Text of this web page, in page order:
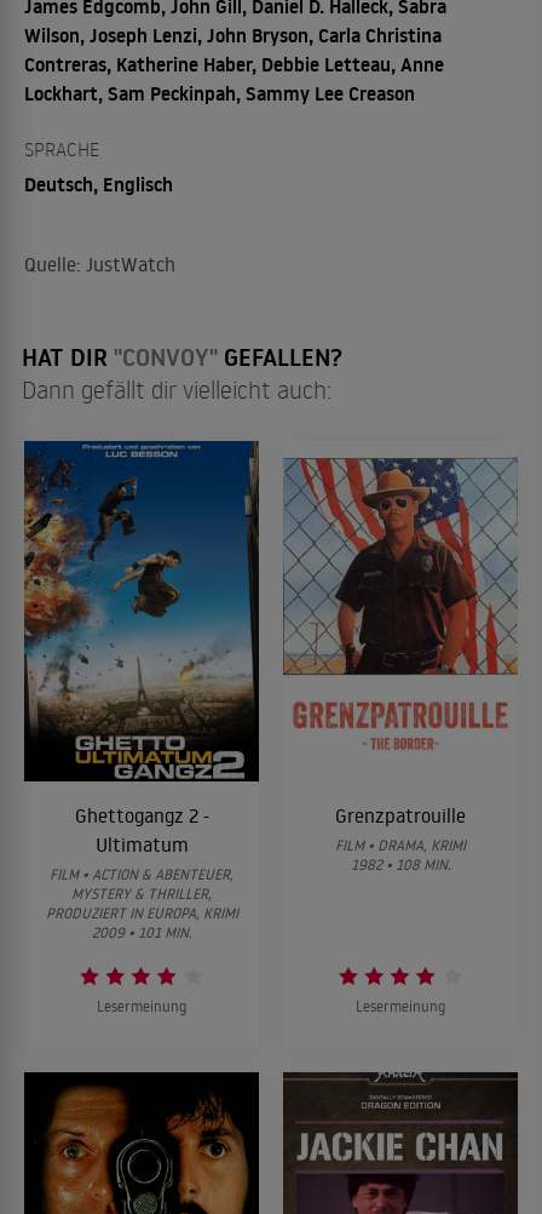
James Edgcomb, John Gill, Daniel D. Halleck, Sabra
Wilson, Joseph Lenzi, John Bryson, Carla Christina
Contreras, Katherine Haber, Debbie Letteau, Anne
Lockhart, Sam Peckinpah, Sammy Lee Creason
SPRACHE
Deutsch, Englisch
Quelle: JustWatch
HAT DIR "CONVOY" GEFALLEN?
Dann gefällt dir vielleicht auch:
Ghettogangz 2 -
Ultimatum
FILM • ACTION & ABENTEUER,
MYSTERY & THRILLER,
PRODUZIERT IN EUROPA, KRIMI
2009 • 101 MIN.
Lesermeinung
Grenzpatrouille
FILM • DRAMA, KRIMI
1982 • 108 MIN.
Lesermeinung